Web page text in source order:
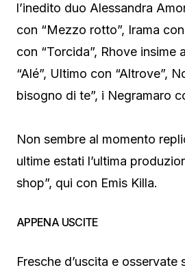
l’inedito duo Alessandra
con “Mezzo rotto”, Irama con
con “Torcida”, Rhove insime
“Alé”, Ultimo con “Altrove”,
bisogno di te”, i Negramaro
Non sembre al momento
ultime estati l’ultima
shop”, qui con Emis Killa.
APPENA USCITE
Fresche d’uscita e osservate